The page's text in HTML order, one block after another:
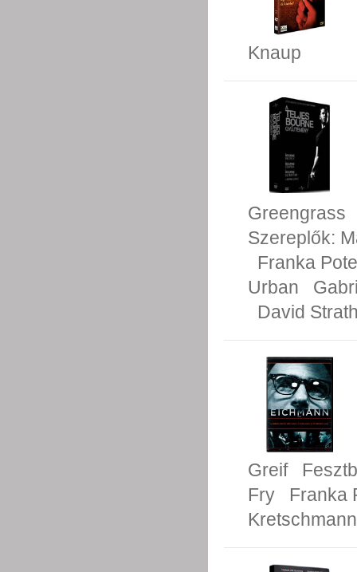
Knaup
Greengrass
Szereplők:
Franka
Urban
David
Greif
Fry
Franka
Kretschmann